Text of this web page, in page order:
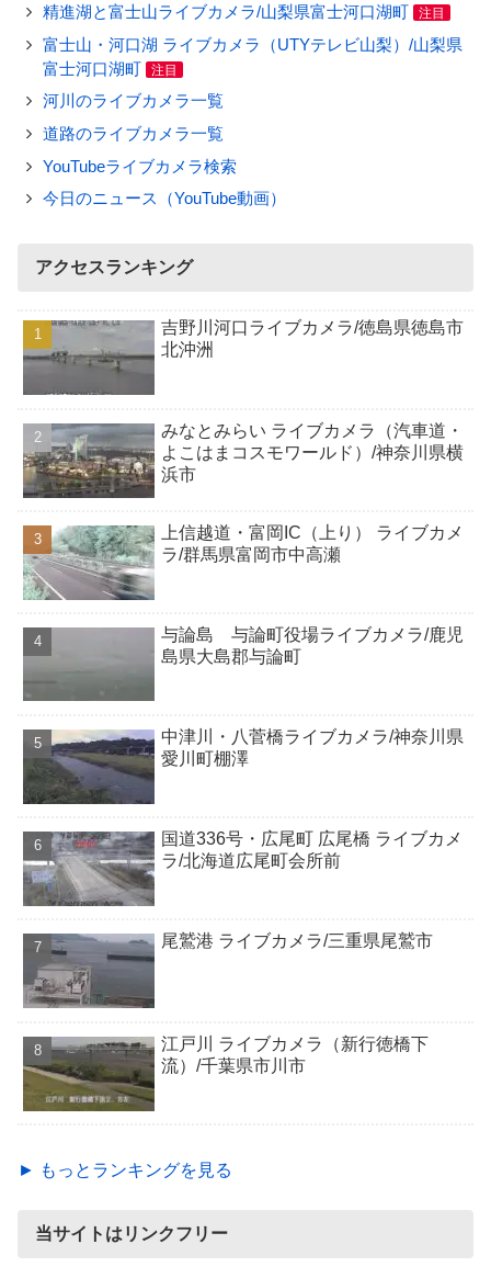
精進湖と富士山ライブカメラ/山梨県富士河口湖町 注目
富士山・河口湖 ライブカメラ（UTYテレビ山梨）/山梨県
富士河口湖町
注目
河川のライブカメラ一覧
道路のライブカメラ一覧
YouTubeライブカメラ検索
今日のニュース（YouTube動画）
アクセスランキング
吉野川河口ライブカメラ/徳島県徳島市
北沖洲
みなとみらい ライブカメラ（汽車道・
よこはまコスモワールド）/神奈川県横
浜市
上信越道・富岡IC（上り） ライブカメ
ラ/群馬県富岡市中高瀬
与論島 与論町役場ライブカメラ/鹿児
島県大島郡与論町
中津川・八菅橋ライブカメラ/神奈川県
愛川町棚澤
国道336号・広尾町 広尾橋 ライブカメ
ラ/北海道広尾町会所前
尾鷲港 ライブカメラ/三重県尾鷲市
江戸川 ライブカメラ（新行徳橋下
流）/千葉県市川市
► もっとランキングを見る
当サイトはリンクフリー